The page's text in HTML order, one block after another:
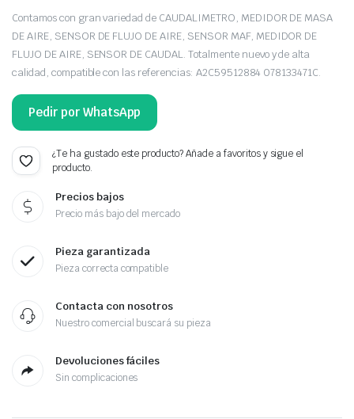
Contamos con gran variedad de CAUDALIMETRO, MEDIDOR DE MASA
DE AIRE, SENSOR DE FLUJO DE AIRE, SENSOR MAF, MEDIDOR DE
FLUJO DE AIRE, SENSOR DE CAUDAL. Totalmente nuevo y de alta
calidad, compatible con las referencias: A2C59512884 078133471C.
Pedir por WhatsApp
¿Te ha gustado este producto? Añade a favoritos y sigue el
producto.
Precios bajos
Precio más bajo del mercado
Pieza garantizada
Pieza correcta compatible
Contacta con nosotros
Nuestro comercial buscará su pieza
Devoluciones fáciles
Sin complicaciones